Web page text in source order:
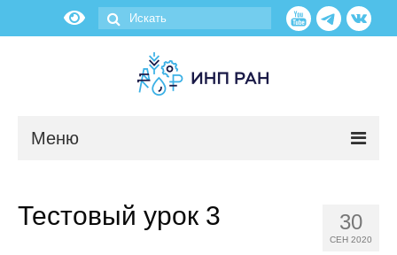
Меню
30
СЕН 2020
Тестовый урок 3